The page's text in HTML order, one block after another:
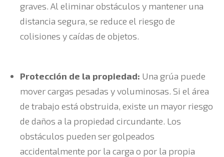
graves. Al eliminar obstáculos y mantener una
distancia segura, se reduce el riesgo de
colisiones y caídas de objetos.
Protección de la propiedad: Una grúa puede
mover cargas pesadas y voluminosas. Si el área
de trabajo está obstruida, existe un mayor riesgo
de daños a la propiedad circundante. Los
obstáculos pueden ser golpeados
accidentalmente por la carga o por la propia